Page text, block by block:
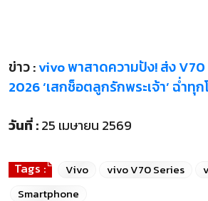
ข่าว :vivo พาสาดความปัง! ส่ง
2026 ‘เสกช็อตลูกรักพระเจ้า’ ฉ่ำทุ
วันที่ :25 เมษายน 2569
Tags : Vivo vivo V70 Series
Smartphone